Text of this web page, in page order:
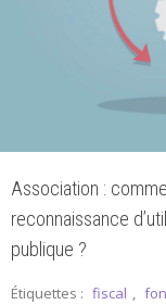
Association :
reconnaissance
publique ?
Étiquettes : fiscal ,